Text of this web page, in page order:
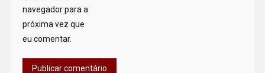
navegador para a
próxima vez que
eu comentar.